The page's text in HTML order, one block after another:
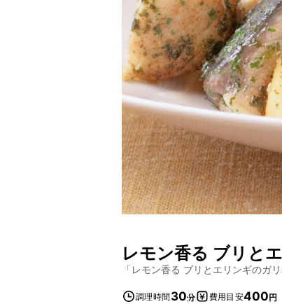
レモン香る ブリと
「レモン香る ブリとエリンギのガ
調理時間 30分 費用目安400円